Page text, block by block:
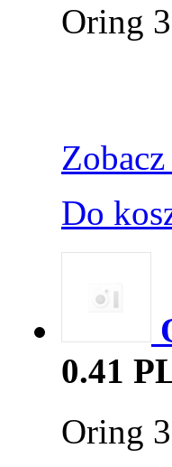
Oring
Do
0.41
Oring